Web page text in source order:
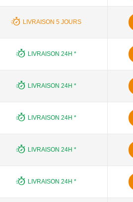
LIVRAISON 5 JOURS
LIVRAISON 24H *
LIVRAISON 24H *
LIVRAISON 24H *
LIVRAISON 24H *
LIVRAISON 24H *